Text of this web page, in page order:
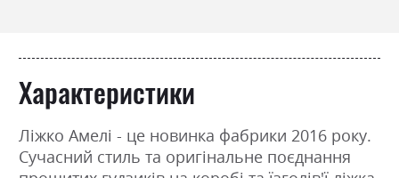
Характеристики
Ліжко Амелі - це новинка фабрики 2016 року.
Сучасний стиль та оригінальне поєднання